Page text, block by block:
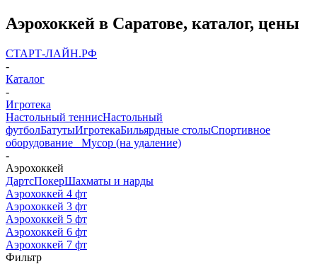
Аэрохоккей в Саратове, каталог, цены
СТАРТ-ЛАЙН.РФ
-
Каталог
-
Игротека
Настольный теннисНастольный
футболБатутыИгротекаБильярдные столыСпортивное
оборудование _ Мусор (на удаление)
-
Аэрохоккей
ДартсПокерШахматы и нарды
Аэрохоккей 4 фт
Аэрохоккей 3 фт
Аэрохоккей 5 фт
Аэрохоккей 6 фт
Аэрохоккей 7 фт
Фильтр